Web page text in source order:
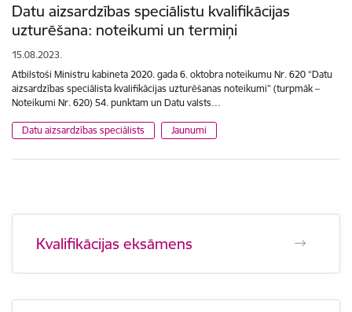
Datu aizsardzības speciālistu kvalifikācijas
uzturēšana: noteikumi un termiņi
15.08.2023.
Atbilstoši Ministru kabineta 2020. gada 6. oktobra noteikumu Nr. 620 “Datu
aizsardzības speciālista kvalifikācijas uzturēšanas noteikumi” (turpmāk –
Noteikumi Nr. 620) 54. punktam un Datu valsts…
Datu aizsardzības speciālists Jaunumi
Kvalifikācijas eksāmens